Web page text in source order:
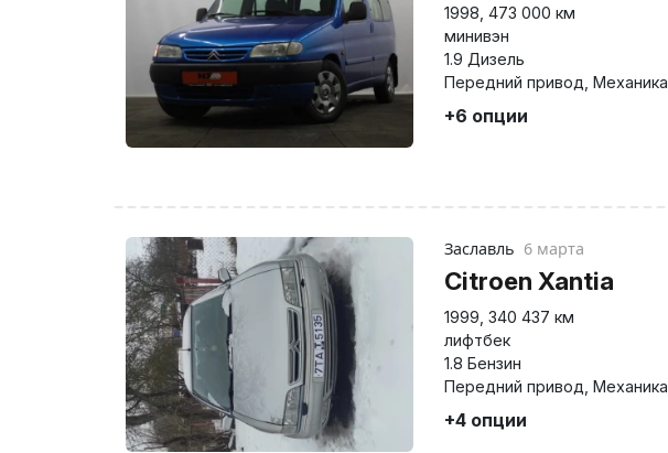
1998 473 000 км
минивэн
1.9 Дизель
Передний привод Механика
+6 опции
Заславль 6 марта
Citroen Xantia
1999 340 437 км
лифтбек
1.8 Бензин
Передний привод Механика
+4 опции